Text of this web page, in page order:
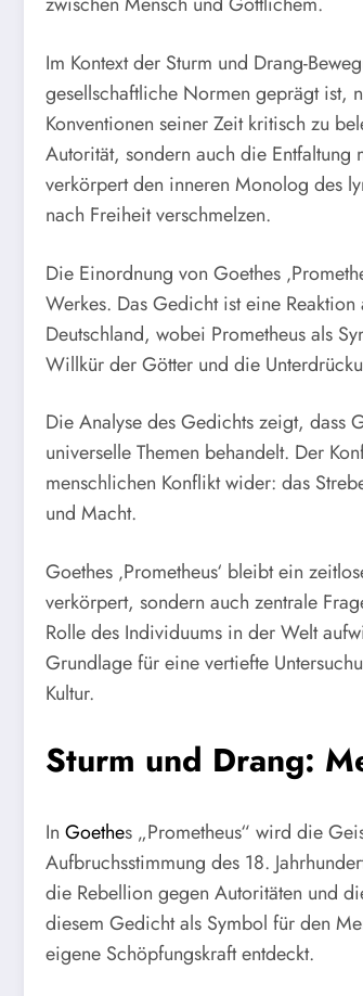
Im Kontext der Sturm und Drang-
gesellschaftliche Normen geprägt ist,
Konventionen seiner Zeit kritisch zu
Autorität, sondern auch die
verkörpert den inneren Monolog des
nach Freiheit verschmelzen.
Die Einordnung von Goethes
Werkes. Das Gedicht ist eine
Deutschland, wobei Prometheus als
Willkür der Götter und die
Die Analyse des Gedichts zeigt, dass
universelle Themen behandelt. Der
menschlichen Konflikt wider: das
und Macht.
Goethes ‚Prometheus‘ bleibt ein
verkörpert, sondern auch zentrale
Rolle des Individuums in der Welt
Grundlage für eine vertiefte
Kultur.
Sturm und Drang:
In Goethes „Prometheus“ wird die
Aufbruchsstimmung des 18.
die Rebellion gegen Autoritäten und
diesem Gedicht als Symbol für den
eigene Schöpfungskraft entdeckt.